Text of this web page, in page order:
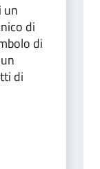
un
di
di
di